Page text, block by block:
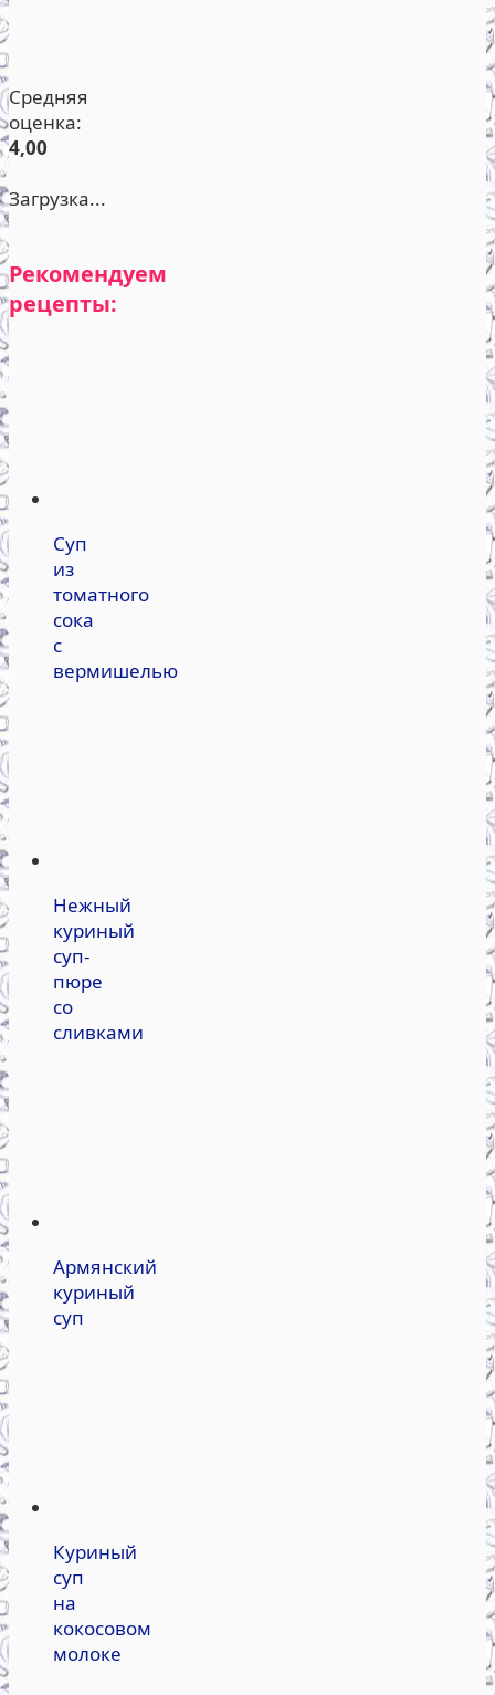
Средняя
оценка:
4,00
Загрузка...
Рекомендуем
рецепты:
Суп
из
томатного
сока
с
вермишелью
Нежный
куриный
суп-
пюре
со
сливками
Армянский
куриный
суп
Куриный
суп
на
кокосовом
молоке